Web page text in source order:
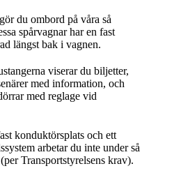
du ombord på våra så
spårvagnar har en fast
längst bak i vagnen.
viserar du biljetter,
med information, och
med reglage vid
konduktörsplats och ett
arbetar du inte under så
Transportstyrelsens krav).